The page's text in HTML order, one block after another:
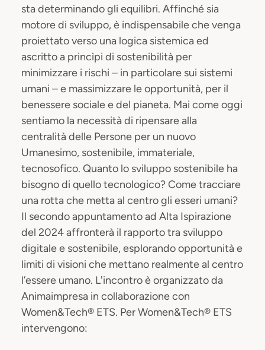
sta determinando gli equilibri. Affinché sia
motore di sviluppo, è indispensabile che venga
proiettato verso una logica sistemica ed
ascritto a princìpi di sostenibilità per
minimizzare i rischi – in particolare sui sistemi
umani – e massimizzare le opportunità, per il
benessere sociale e del pianeta. Mai come oggi
sentiamo la necessità di ripensare alla
centralità delle Persone per un nuovo
Umanesimo, sostenibile, immateriale,
tecnosofico. Quanto lo sviluppo sostenibile ha
bisogno di quello tecnologico? Come tracciare
una rotta che metta al centro gli esseri umani?
Il secondo appuntamento ad Alta Ispirazione
del 2024 affronterà il rapporto tra sviluppo
digitale e sostenibile, esplorando opportunità e
limiti di visioni che mettano realmente al centro
l’essere umano. L'incontro è organizzato da
Animaimpresa in collaborazione con
Women&Tech®️ ETS. Per Women&Tech® ETS
intervengono: